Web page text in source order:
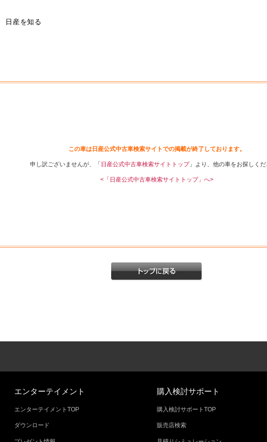
日産を知る
この車は日産公式中古車検索サイトでの掲載が終了しております。
申し訳ございませんが、「 日産公式中古車検索サイトトップ」より、他の車をお探しくだ
<「日産公式中古車検索サイトトップ」へ>
エンターテイメント
エンターテイメントTOP
ダウンロード
購入検討サポート
購入検討サポートTOP
販売店検索